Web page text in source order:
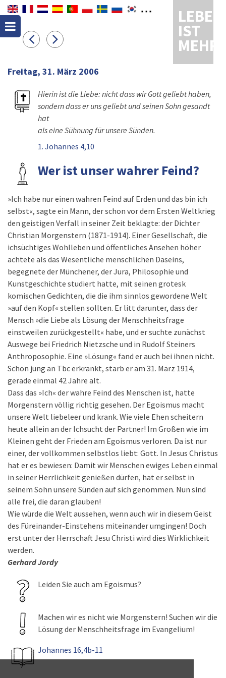
LEBEN
IST
MEHR
Freitag, 31. März 2006
Hierin ist die Liebe: nicht dass wir Gott geliebt haben,
sondern dass er uns geliebt und seinen Sohn gesandt
hat
als eine Sühnung für unsere Sünden.
1. Johannes 4,10
Wer ist unser wahrer Feind?
»Ich habe nur einen wahren Feind auf Erden und das bin ich
selbst«, sagte ein Mann, der schon vor dem Ersten Weltkrieg
den geistigen Verfall in seiner Zeit beklagte: der Dichter
Christian Morgenstern (1871-1914). Einer Gesellschaft, die
ichsüchtiges Wohlleben und öffentliches Ansehen höher
achtete als das Wesentliche menschlichen Daseins,
begegnete der Münchener, der Jura, Philosophie und
Kunstgeschichte studiert hatte, mit seinen grotesk
komischen Gedichten, die die ihm sinnlos gewordene Welt
»auf den Kopf« stellen sollten. Er litt darunter, dass der
Mensch »die Liebe als Lösung der Menschheitsfrage
einstweilen zurückgestellt« habe, und er suchte zunächst
Auswege bei Friedrich Nietzsche und in Rudolf Steiners
Anthroposophie. Eine »Lösung« fand er auch bei ihnen nicht.
Schon jung an Tbc erkrankt, starb er am 31. März 1914,
gerade einmal 42 Jahre alt.
Dass das »Ich« der wahre Feind des Menschen ist, hatte
Morgenstern völlig richtig gesehen. Der Egoismus macht
unsere Welt liebeleer und krank. Wie viele Ehen scheitern
heute allein an der Ichsucht der Partner! Im Großen wie im
Kleinen geht der Frieden am Egoismus verloren. Da ist nur
einer, der vollkommen selbstlos liebt: Gott. In Jesus Christus
hat er es bewiesen: Damit wir Menschen ewiges Leben einmal
in seiner Herrlichkeit genießen dürfen, hat er selbst in
seinem Sohn unsere Sünden auf sich genommen. Nun sind
alle frei, die daran glauben!
Wie würde die Welt aussehen, wenn auch wir in diesem Geist
des Füreinander-Einstehens miteinander umgingen! Doch
erst unter der Herrschaft Jesu Christi wird dies Wirklichkeit
werden.
Gerhard Jordy
Leiden Sie auch am Egoismus?
Machen wir es nicht wie Morgenstern! Suchen wir die
Lösung der Menschheitsfrage im Evangelium!
Johannes 16,4b-11